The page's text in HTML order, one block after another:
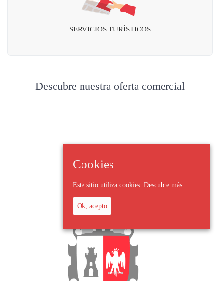
SERVICIOS TURÍSTICOS
Descubre nuestra oferta comercial
Cookies
Este sitio utiliza cookies: Descubre más.
Ok, acepto